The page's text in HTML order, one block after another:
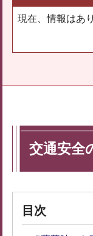
現在、情報はあ
交通安全
目次